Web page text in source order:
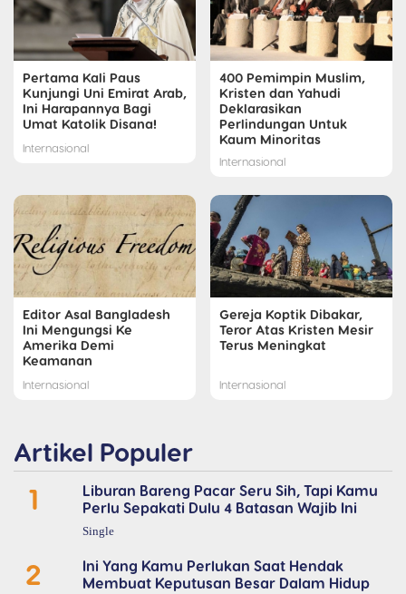
Pertama Kali Paus
Kunjungi Uni Emirat Arab,
Ini Harapannya Bagi
Umat Katolik Disana!
Internasional
400 Pemimpin Muslim,
Kristen dan Yahudi
Deklarasikan
Perlindungan Untuk
Kaum Minoritas
Internasional
Editor Asal Bangladesh
Ini Mengungsi Ke
Amerika Demi
Keamanan
Internasional
Gereja Koptik Dibakar,
Teror Atas Kristen Mesir
Terus Meningkat
Internasional
Artikel Populer
1
Liburan Bareng Pacar Seru Sih, Tapi Kamu
Perlu Sepakati Dulu 4 Batasan Wajib Ini
Single
2
Ini Yang Kamu Perlukan Saat Hendak
Membuat Keputusan Besar Dalam Hidup